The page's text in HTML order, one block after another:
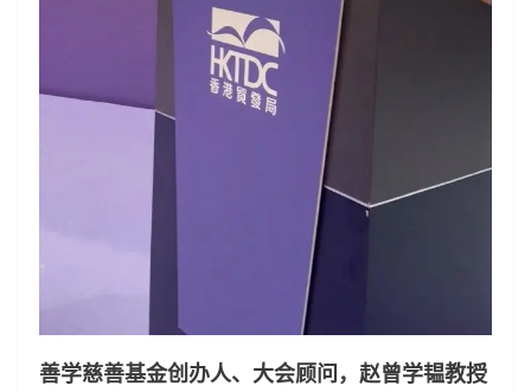
善学慈善基金创办人、大会顾问，赵曾学韫教授